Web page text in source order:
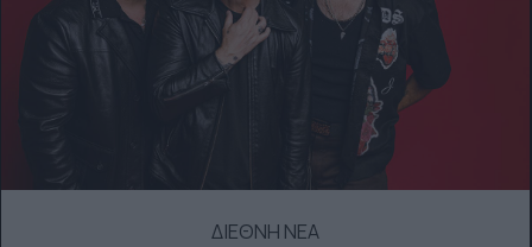
ΔΙΕΘΝΗ ΝΕΑ